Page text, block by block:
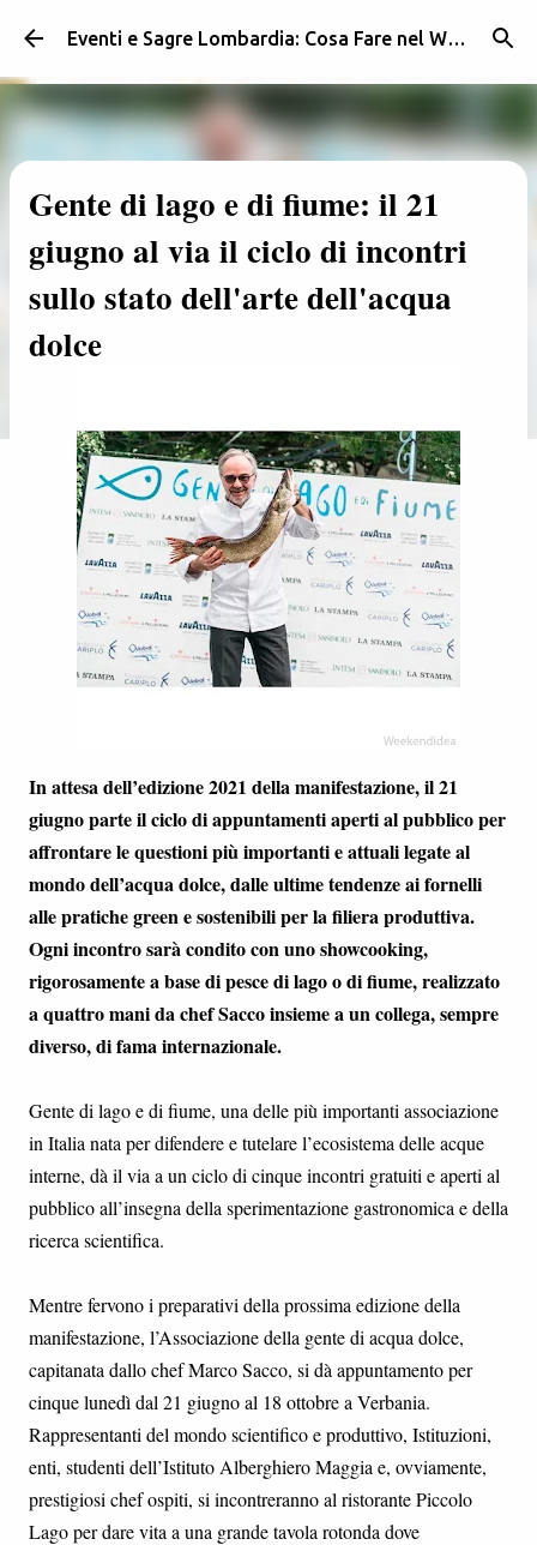
Passa ai contenuti principali Eventi e Sagre Lombardia: Cosa Fare nel Weekend | Weekendidea
Gente di lago e di fiume: il 21
giugno al via il ciclo di incontri
sullo stato dell'arte dell'acqua
dolce
In attesa dell’edizione 2021 della manifestazione, il 21
giugno parte il ciclo di appuntamenti aperti al pubblico per
affrontare le questioni più importanti e attuali legate al
mondo dell’acqua dolce, dalle ultime tendenze ai fornelli
alle pratiche green e sostenibili per la filiera produttiva.
Ogni incontro sarà condito con uno showcooking,
rigorosamente a base di pesce di lago o di fiume, realizzato
a quattro mani da chef Sacco insieme a un collega, sempre
diverso, di fama internazionale.
Gente di lago e di fiume, una delle più importanti associazione
in Italia nata per difendere e tutelare l’ecosistema delle acque
interne, dà il via a un ciclo di cinque incontri gratuiti e aperti al
pubblico all’insegna della sperimentazione gastronomica e della
ricerca scientifica.
Mentre fervono i preparativi della prossima edizione della
manifestazione, l’Associazione della gente di acqua dolce,
capitanata dallo chef Marco Sacco, si dà appuntamento per
cinque lunedì dal 21 giugno al 18 ottobre a Verbania.
Rappresentanti del mondo scientifico e produttivo, Istituzioni,
enti, studenti dell’Istituto Alberghiero Maggia e, ovviamente,
prestigiosi chef ospiti, si incontreranno al ristorante Piccolo
Lago per dare vita a una grande tavola rotonda dove